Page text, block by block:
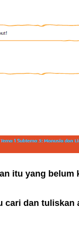
itu yang belum
cari dan tuliskan